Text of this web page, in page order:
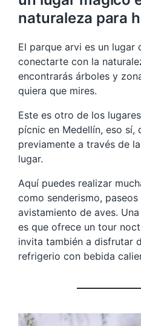
naturaleza para
El parque arvi es un lugar
conectarte con la
encontrarás árboles y
quiera que mires.
Este es otro de los
pícnic en Medellín, eso sí,
previamente a través de
lugar.
Aquí puedes realizar
como senderismo,
avistamiento de aves.
es que ofrece un tour
invita también a disfrutar
refrigerio con bebida